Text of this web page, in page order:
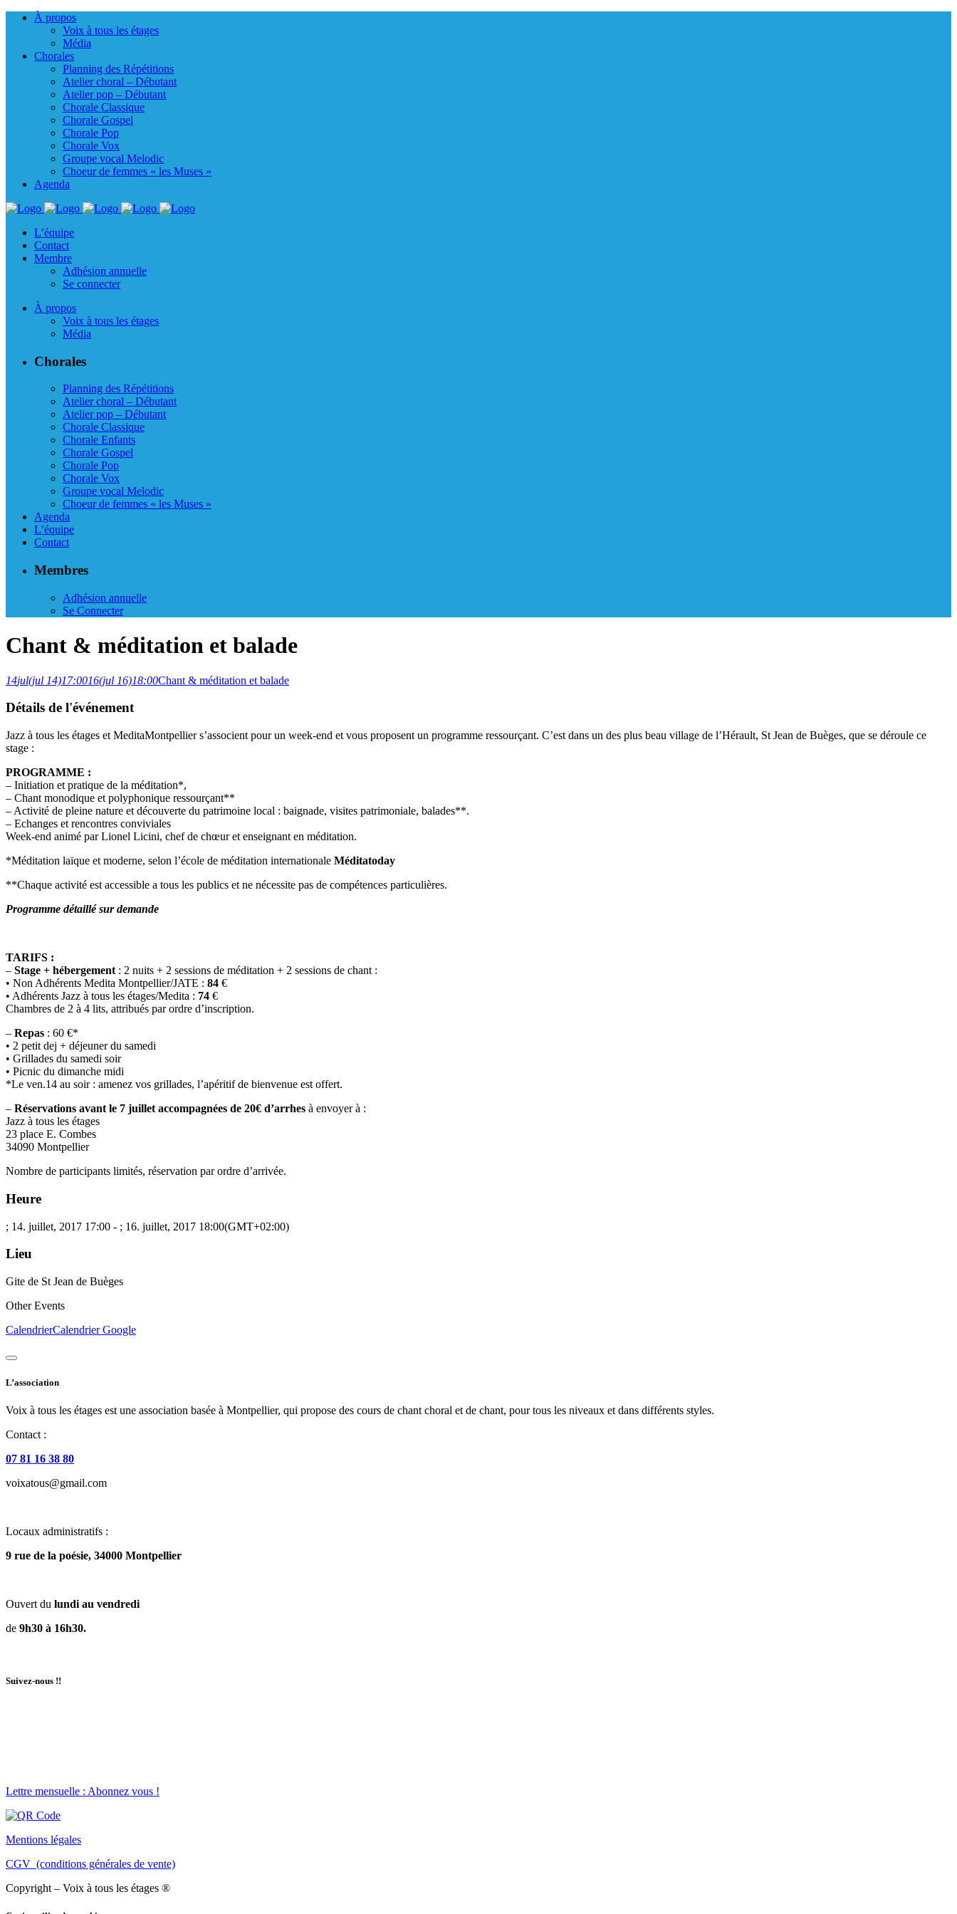
À propos
Voix à tous les étages
Média
Chorales
Planning des Répétitions
Atelier choral – Débutant
Atelier pop – Débutant
Chorale Classique
Chorale Gospel
Chorale Pop
Chorale Vox
Groupe vocal Melodic
Choeur de femmes « les Muses »
Agenda
L’équipe
Contact
Membre
Adhésion annuelle
Se connecter
À propos
Voix à tous les étages
Média
Chorales
Planning des Répétitions
Atelier choral – Débutant
Atelier pop – Débutant
Chorale Classique
Chorale Enfants
Chorale Gospel
Chorale Pop
Chorale Vox
Groupe vocal Melodic
Choeur de femmes « les Muses »
Agenda
L’équipe
Contact
Membres
Adhésion annuelle
Se Connecter
Chant & méditation et balade
14jul(jul 14)17:0016(jul 16)18:00Chant & méditation et balade
Détails de l'événement
Jazz à tous les étages et MeditaMontpellier s’associent pour un week-end et vous proposent un programme ressourçant. C’est dans un des plus beau village de l’Hérault, St Jean de Buèges, que se déroule ce
stage :
PROGRAMME :
– Initiation et pratique de la méditation*,
– Chant monodique et polyphonique ressourçant**
– Activité de pleine nature et découverte du patrimoine local : baignade, visites patrimoniale, balades**.
– Echanges et rencontres conviviales
Week-end animé par Lionel Licini, chef de chœur et enseignant en méditation.
*Méditation laïque et moderne, selon l’école de méditation internationale Méditatoday
**Chaque activité est accessible a tous les publics et ne nécessite pas de compétences particulières.
Programme détaillé sur demande
TARIFS :
– Stage + hébergement : 2 nuits + 2 sessions de méditation + 2 sessions de chant :
• Non Adhérents Medita Montpellier/JATE : 84 €
• Adhérents Jazz à tous les étages/Medita : 74 €
Chambres de 2 à 4 lits, attribués par ordre d’inscription.
– Repas : 60 €*
• 2 petit dej + déjeuner du samedi
• Grillades du samedi soir
• Picnic du dimanche midi
*Le ven.14 au soir : amenez vos grillades, l’apéritif de bienvenue est offert.
– Réservations avant le 7 juillet accompagnées de 20€ d’arrhes à envoyer à :
Jazz à tous les étages
23 place E. Combes
34090 Montpellier
Nombre de participants limités, réservation par ordre d’arrivée.
Heure
; 14. juillet, 2017 17:00 - ; 16. juillet, 2017 18:00(GMT+02:00)
Lieu
Gite de St Jean de Buèges
Other Events
CalendrierCalendrier Google
L’association
Voix à tous les étages est une association basée à Montpellier, qui propose des cours de chant choral et de chant, pour tous les niveaux et dans différents styles.
Contact :
07 81 16 38 80
voixatous@gmail.com
Locaux administratifs :
9 rue de la poésie, 34000 Montpellier
Ouvert du lundi au vendredi
de 9h30 à 16h30.
Suivez-nous !!
Lettre mensuelle : Abonnez vous !
Mentions légales
CGV (conditions générales de vente)
Copyright – Voix à tous les étages ®